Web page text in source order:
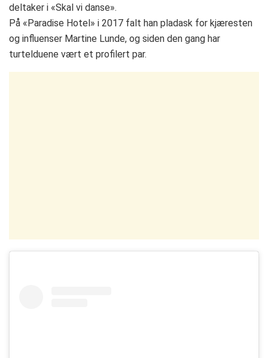
deltaker i «Skal vi danse».
På «Paradise Hotel» i 2017 falt han pladask for kjæresten
og influenser Martine Lunde, og siden den gang har
turtelduene vært et profilert par.